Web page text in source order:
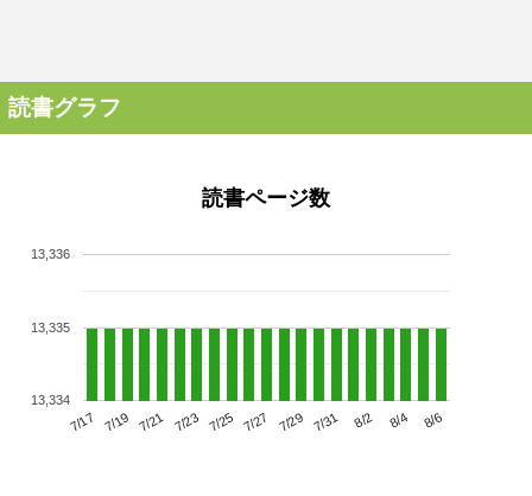
読書グラフ
読書ページ数
7/17 7/19 7/21 7/23 7/25 7/27 7/29 7/31 8/2 8/4 8/6
13,334
13,335
13,336